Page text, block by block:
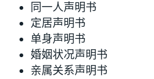
同一人声明书
定居声明书
单身声明书
婚姻状况声明书
亲属关系声明书